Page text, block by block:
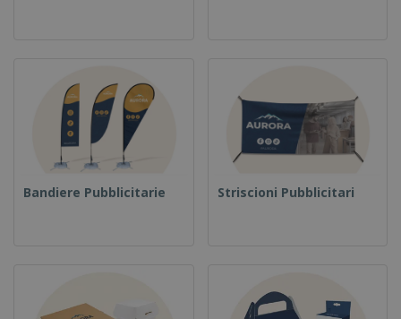
Bandiere Pubblicitarie Striscioni Pubblicitari